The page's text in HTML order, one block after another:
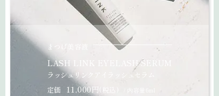
まつげ美容液
LASH LINK EYELASH SERUM
ラッシュリンクアイラッシュセラム
定価 11,000円 (税込)